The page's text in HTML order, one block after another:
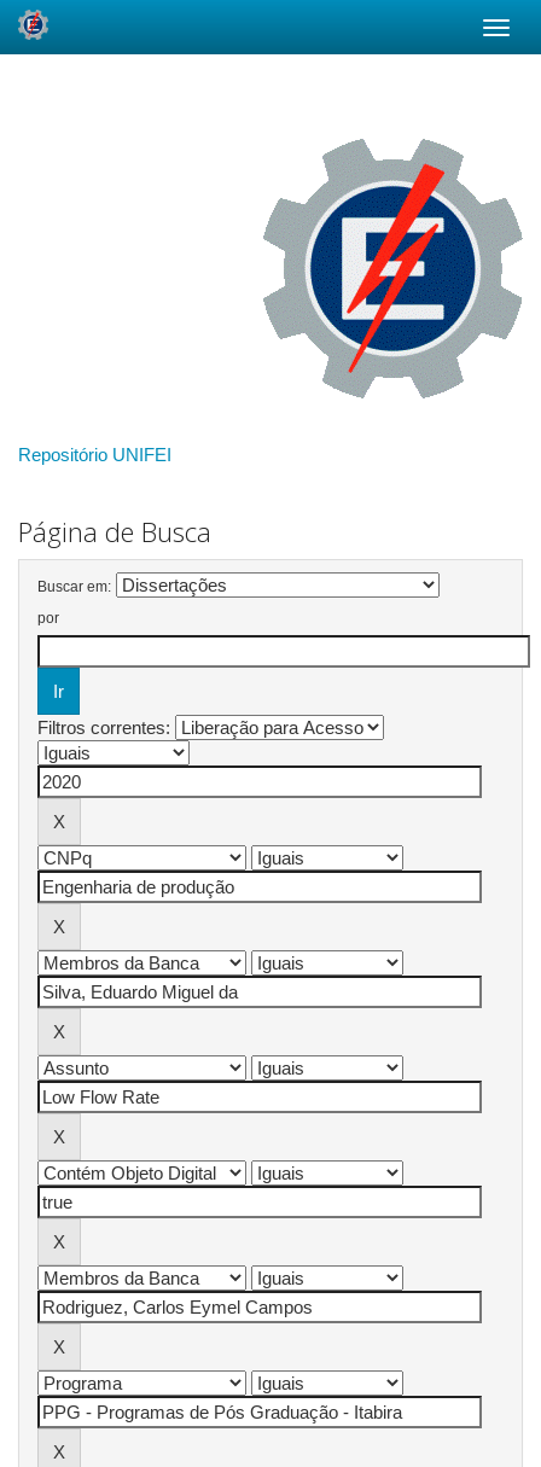
Repositório UNIFEI
Página de Busca
Buscar em:
por
Filtros correntes: